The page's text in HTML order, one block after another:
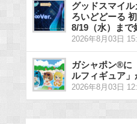
グッドスマイ
ろいどどーる
8/19（水）まで
2026年8月03日
ガシャポン®に
ルフィギュア」
2026年8月03日